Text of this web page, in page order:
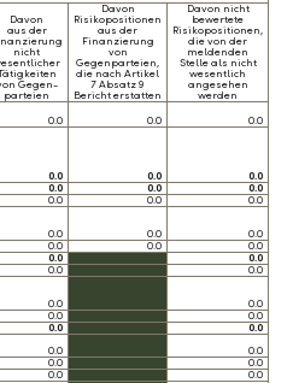
Davon
aus der
nicht
Gegen-
parteien
Davon
Risikopositionen
aus der
Finanzierung
von
Gegenparteien,
die nach Artikel
7 Absatz 9
Bericht erstatten
Davon nicht
bewertete
Risikopositionen,
die von der
meldenden
Stelle als nicht
wesentlich
angesehen
werden
0.0 0.0 0.0
0.0 0.0
0.0
0.0 0.0
0.0
0.0 0.0 0.0
0.0 0.0
0.0
0.0 0.0
0.0
0.0
0.0
0.0 0.0
0.0
0.0
0.0
0.0
0.0
0.0
0.0
0.0
0.0
0.0
0.0
0.0